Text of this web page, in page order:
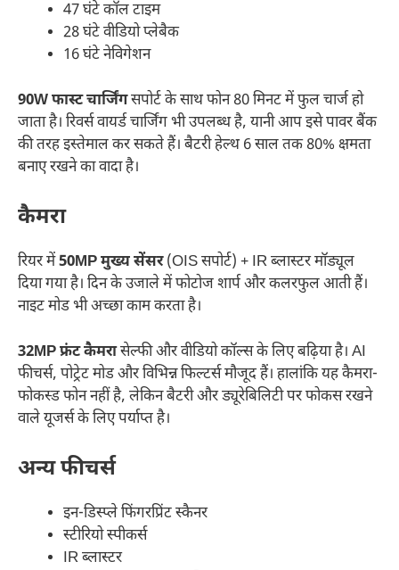
47 घंटे कॉल टाइम
28 घंटे वीडियो प्लेबैक
16 घंटे नेविगेशन
90W फास्ट चार्जिंगसपोर्ट के साथ फोन 80 मिनट में फुल चार्ज हो
जाता है। रिवर्स वायर्ड चार्जिंग भी उपलब्ध है, यानी आप इसे पावर बैंक
की तरह इस्तेमाल कर सकते हैं। बैटरी हेल्थ 6 साल तक 80% क्षमता
बनाए रखने का वादा है।
कैमरा
रियर में50MP मुख्य सेंसर(OIS सपोर्ट) + IR ब्लास्टर मॉड्यूल
दिया गया है। दिन के उजाले में फोटोज शार्प और कलरफुल आती हैं।
नाइट मोड भी अच्छा काम करता है।
32MP फ्रंट कैमरासेल्फी और वीडियो कॉल्स के लिए बढ़िया है। AI
फीचर्स, पोट्रेट मोड और विभिन्न फिल्टर्स मौजूद हैं। हालांकि यह कैमरा-
फोकस्ड फोन नहीं है, लेकिन बैटरी और ड्यूरेबिलिटी पर फोकस रखने
वाले यूजर्स के लिए पर्याप्त है।
अन्य फीचर्स
इन-डिस्प्ले फिंगरप्रिंट स्कैनर
स्टीरियो स्पीकर्स
IR ब्लास्टर